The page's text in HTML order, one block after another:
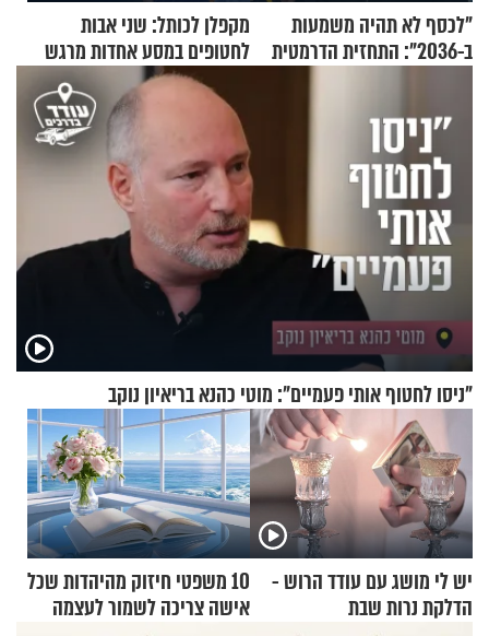
"לכסף לא תהיה משמעות
ב-2036": התחזית הדרמטית
מקפלן לכותל: שני אבות
לחטופים במסע אחדות מרגש
"ניסו לחטוף אותי פעמיים": מוטי כהנא בריאיון נוקב
יש לי מושג עם עודד הרוש -
הדלקת נרות שבת
10 משפטי חיזוק מהיהדות שכל
אישה צריכה לשמור לעצמה